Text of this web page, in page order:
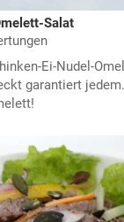
Salat
Ei-Nudel-
garantiert